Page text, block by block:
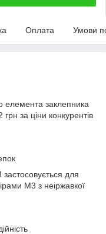
Оплата Умови
елемента заклепника
за ціни конкурентів
застосовується для
М3 з неіржавкої